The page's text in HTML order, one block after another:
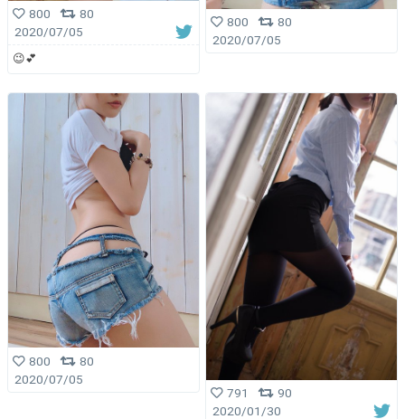
800
80
2020/07/05
😉💕
800
80
2020/07/05
800
80
2020/07/05
791
90
2020/01/30